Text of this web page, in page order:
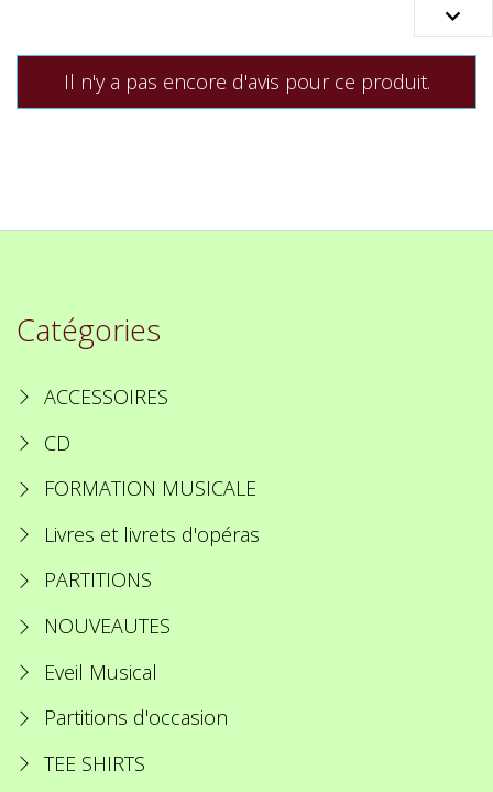

Il n'y a pas encore d'avis pour ce produit.
Catégories
ACCESSOIRES
CD
FORMATION MUSICALE
Livres et livrets d'opéras
PARTITIONS
NOUVEAUTES
Eveil Musical
Partitions d'occasion
TEE SHIRTS